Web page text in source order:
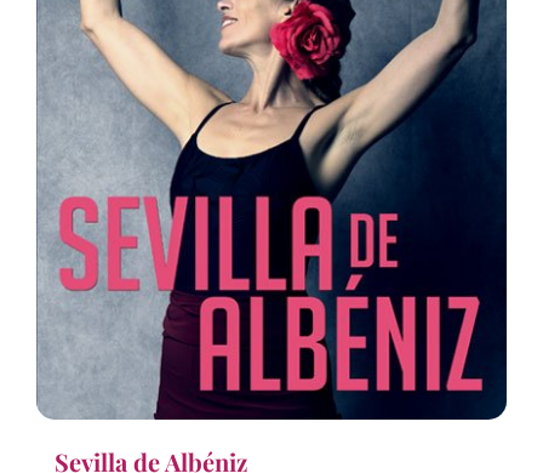
Sevilla de Albéniz